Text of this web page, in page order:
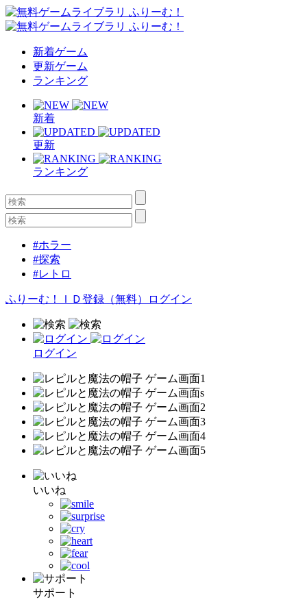
新着ゲーム
更新ゲーム
ランキング
新着
更新
ランキング
#ホラー
#探索
#レトロ
ふりーむ！ＩＤ登録（無料） ログイン
ログイン
いいね
サポート